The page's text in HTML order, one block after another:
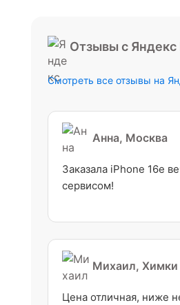
Отзывы с Яндекс
Смотреть все отзывы на
Анна, Москва
Заказала iPhone 16e
сервисом!
Михаил, Химки
Цена отличная, ниже